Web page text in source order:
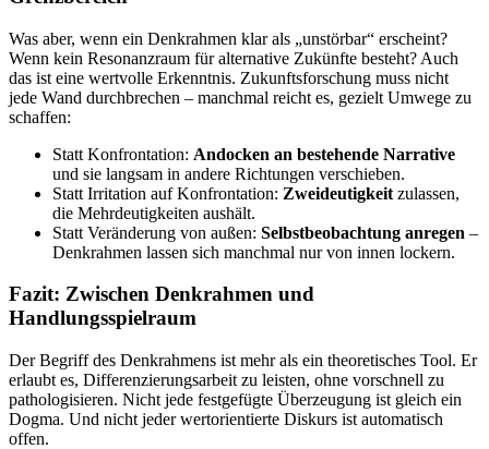
Was aber, wenn ein Denkrahmen klar als „unstörbar“ erscheint?
Wenn kein Resonanzraum für alternative Zukünfte besteht? Auch
das ist eine wertvolle Erkenntnis. Zukunftsforschung muss nicht
jede Wand durchbrechen – manchmal reicht es, gezielt Umwege zu
schaffen:
Statt Konfrontation: Andocken an bestehende Narrative
und sie langsam in andere Richtungen verschieben.
Statt Irritation auf Konfrontation: Zweideutigkeit zulassen,
die Mehrdeutigkeiten aushält.
Statt Veränderung von außen: Selbstbeobachtung anregen –
Denkrahmen lassen sich manchmal nur von innen lockern.
Fazit: Zwischen Denkrahmen und
Handlungsspielraum
Der Begriff des Denkrahmens ist mehr als ein theoretisches Tool. Er
erlaubt es, Differenzierungsarbeit zu leisten, ohne vorschnell zu
pathologisieren. Nicht jede festgefügte Überzeugung ist gleich ein
Dogma. Und nicht jeder wertorientierte Diskurs ist automatisch
offen.